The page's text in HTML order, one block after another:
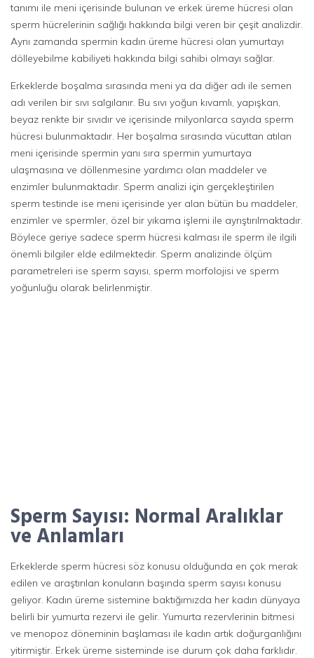
tanımı ile meni içerisinde bulunan ve erkek üreme hücresi olan
sperm hücrelerinin sağlığı hakkında bilgi veren bir çeşit analizdir.
Aynı zamanda spermin kadın üreme hücresi olan yumurtayı
dölleyebilme kabiliyeti hakkında bilgi sahibi olmayı sağlar.
Erkeklerde boşalma sırasında meni ya da diğer adı ile semen
adı verilen bir sıvı salgılanır. Bu sıvı yoğun kıvamlı, yapışkan,
beyaz renkte bir sıvıdır ve içerisinde milyonlarca sayıda sperm
hücresi bulunmaktadır. Her boşalma sırasında vücuttan atılan
meni içerisinde spermin yanı sıra spermin yumurtaya
ulaşmasına ve döllenmesine yardımcı olan maddeler ve
enzimler bulunmaktadır. Sperm analizi için gerçekleştirilen
sperm testinde ise meni içerisinde yer alan bütün bu maddeler,
enzimler ve spermler, özel bir yıkama işlemi ile ayrıştırılmaktadır.
Böylece geriye sadece sperm hücresi kalması ile sperm ile ilgili
önemli bilgiler elde edilmektedir. Sperm analizinde ölçüm
parametreleri ise sperm sayısı, sperm morfolojisi ve sperm
yoğunluğu olarak belirlenmiştir.
Sperm Sayısı: Normal Aralıklar
ve Anlamları
Erkeklerde sperm hücresi söz konusu olduğunda en çok merak
edilen ve araştırılan konuların başında sperm sayısı konusu
geliyor. Kadın üreme sistemine baktığımızda her kadın dünyaya
belirli bir yumurta rezervi ile gelir. Yumurta rezervlerinin bitmesi
ve menopoz döneminin başlaması ile kadın artık doğurganlığını
yitirmiştir. Erkek üreme sisteminde ise durum çok daha farklıdır.